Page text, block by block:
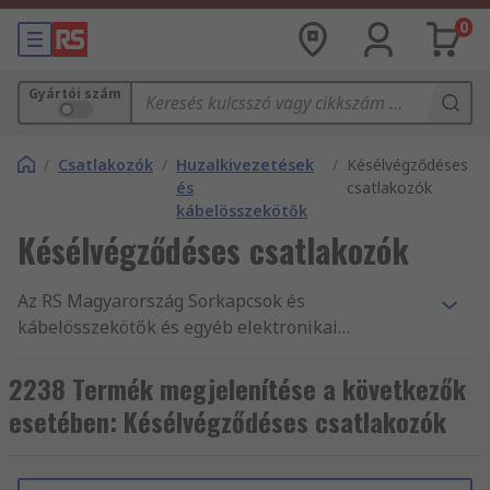
0
Gyártói szám
/ Csatlakozók / Huzalkivezetések
és
kábelösszekötők
/ Késélvégződéses
csatlakozók
Késélvégződéses csatlakozók
Az RS Magyarország Sorkapcsok és
kábelösszekötők és egyéb elektronikai
terméktartományát kínálja. Versenyképes árak,
az iparág által jóváhagyott termékek, illetve
ügyfélszolgálatunk kitűnő minősége az, amivel
Webáruházunkban mind Krimpelhető gyors
2238 Termék megjelenítése a következők
esetében: Késélvégződéses csatlakozók